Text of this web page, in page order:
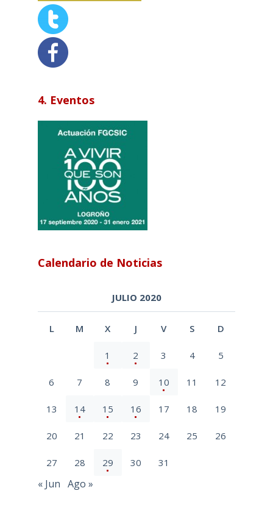
4. Eventos
Calendario de Noticias
JULIO 2020
L M X J V S D
1 2 3 4 5
6 7 8 9 10 11 12
13 14 15 16 17 18 19
20 21 22 23 24 25 26
27 28 29 30 31
« Jun Ago »